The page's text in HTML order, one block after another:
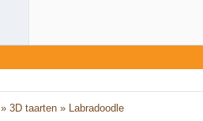
»3D taarten » Labradoodle